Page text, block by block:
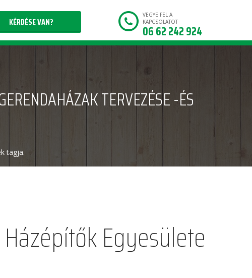
KÉRDÉSE VAN?
VEGYE FEL A
KAPCSOLATOT
06 62 242 924
TERVEZÉSE -ÉS
tagja.
Egyesülete